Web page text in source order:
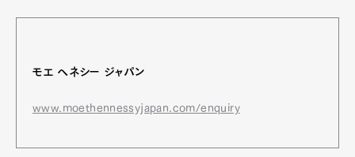
モエ ヘネシー ジャパン
www.moethennessyjapan.com/enquiry